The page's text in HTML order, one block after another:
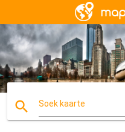
search Soek kaarte